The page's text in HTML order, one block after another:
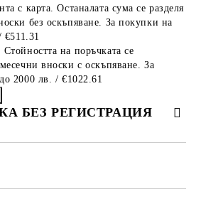
с карта. Останалата сума се разделя
без оскъпяване. За покупки на
€511.31
на поръчката се
вноски с оскъпяване. За
2000 лв. / €1022.61
БЕЗ РЕГИСТРАЦИЯ